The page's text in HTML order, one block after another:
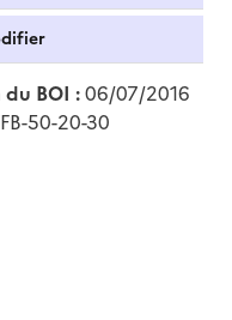
BOI :06/07/2016
50-20-30
pdf
LinkedIn